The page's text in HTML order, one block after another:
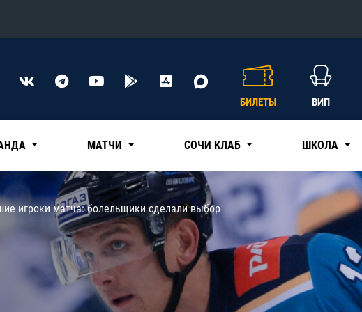
Конференция «Восток»
Нефтехимик
Трактор
Дивизион Чернышева
Авангард
Адмирал
КХЛ
БИЛЕТЫ ВИП
МАТЧИ СОЧИ КЛАБ ШКОЛА
игроки матча: болельщики сделали выбор